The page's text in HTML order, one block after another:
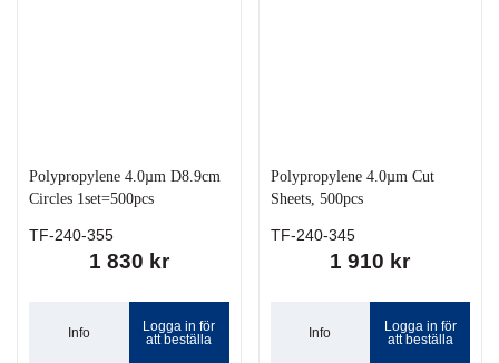
Polypropylene 4.0µm D8.9cm
Circles 1set=500pcs
TF-240-355
1 830 kr
Info
Logga in för
att beställa
Polypropylene 4.0µm Cut
Sheets, 500pcs
TF-240-345
1 910 kr
Info
Logga in för
att beställa